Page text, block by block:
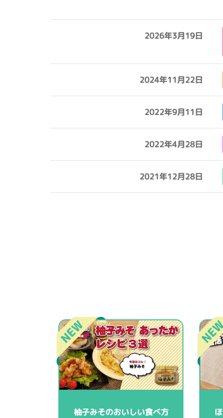
2026年3月19日
2024年11月22日
2022年9月11日
2022年4月28日
2021年12月28日
柚子みそのおいしい食べ方